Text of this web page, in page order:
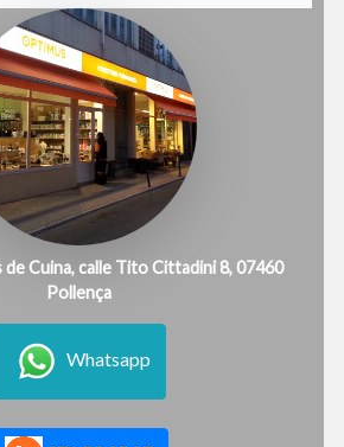
de Cuina, calle Tito Cittadini 8, 07460
Pollença
Whatsapp